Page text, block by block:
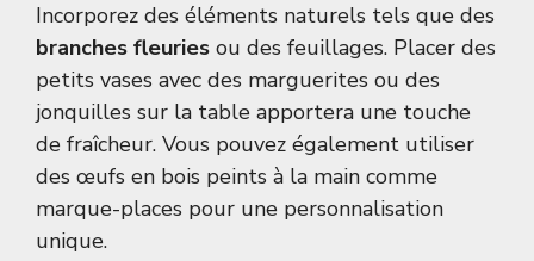
Incorporez des éléments naturels tels que des
branches fleuries ou des feuillages. Placer des
petits vases avec des marguerites ou des
jonquilles sur la table apportera une touche
de fraîcheur. Vous pouvez également utiliser
des œufs en bois peints à la main comme
marque-places pour une personnalisation
unique.